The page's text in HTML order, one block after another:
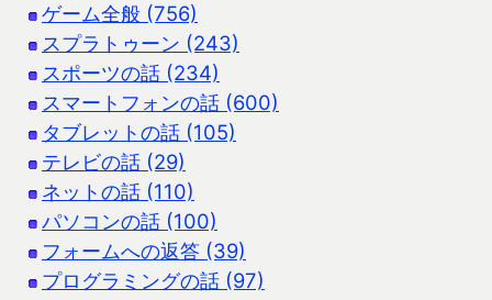
ゲーム全般 (756)
スプラトゥーン (243)
スポーツの話 (234)
スマートフォンの話 (600)
タブレットの話 (105)
テレビの話 (29)
ネットの話 (110)
パソコンの話 (100)
フォームへの返答 (39)
プログラミングの話 (97)